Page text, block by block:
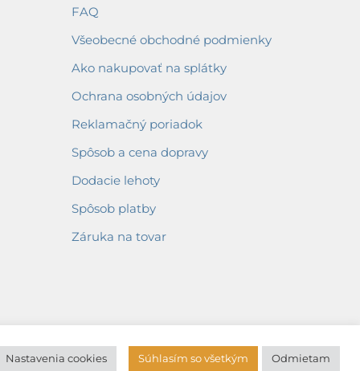
FAQ
Všeobecné obchodné podmienky
Ako nakupovať na splátky
Ochrana osobných údajov
Reklamačný poriadok
Spôsob a cena dopravy
Dodacie lehoty
Spôsob platby
Záruka na tovar
Nastavenia cookies Súhlasím so všetkým Odmietam